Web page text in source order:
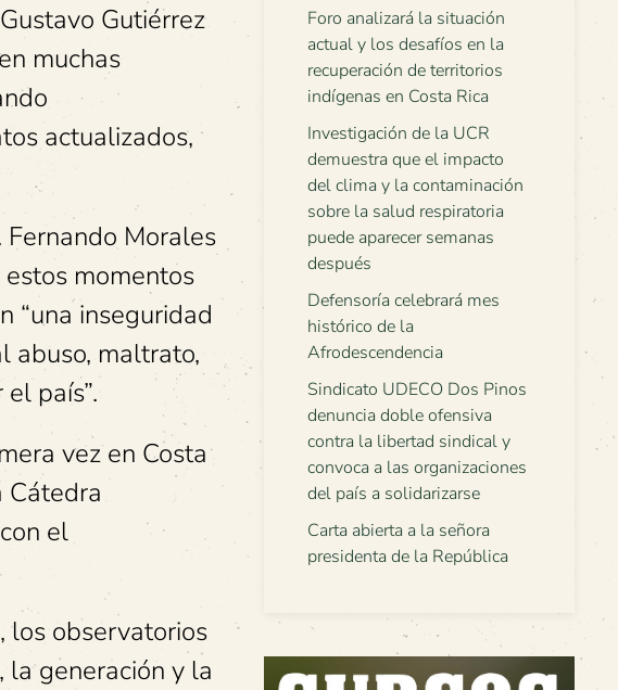
Gutiérrez
muchas
actualizados,
Morales
momentos
“una inseguridad
abuso, maltrato,
país”.
vez en Costa
Cátedra
el
los observatorios
la generación y la
Foro analizará la situación
actual y los desafíos en la
recuperación de territorios
indígenas en Costa Rica
Investigación de la UCR
demuestra que el impacto
del clima y la contaminación
sobre la salud respiratoria
puede aparecer semanas
después
Defensoría celebrará mes
histórico de la
Afrodescendencia
Sindicato UDECO Dos Pinos
denuncia doble ofensiva
contra la libertad sindical y
convoca a las organizaciones
del país a solidarizarse
Carta abierta a la señora
presidenta de la República